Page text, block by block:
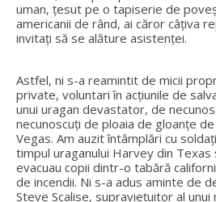
uman, ţesut pe o tapiserie de
americanii de rând, ai căror câțiva
invitați să se alăture asistenţei.
Astfel, ni s-a reamintit de micii
private, voluntari în acţiunile de
unui uragan devastator, de
necunoscuţi de ploaia de gloanţe
Vegas. Am auzit întâmplări cu
timpul uraganului Harvey din Texas
evacuau copii dintr-o tabără
de incendii. Ni s-a adus aminte de
Steve Scalise, supravieţuitor al